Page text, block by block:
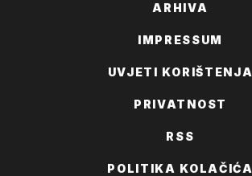
ARHIVA
IMPRESSUM
UVJETI KORIŠTENJA
PRIVATNOST
RSS
POLITIKA KOLAČIĆA